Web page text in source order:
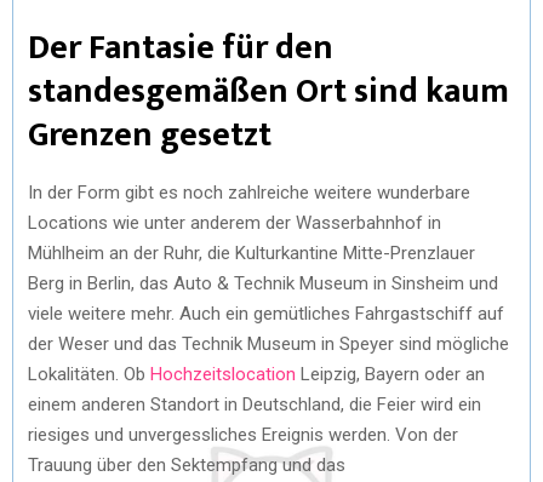
Der Fantasie für den
standesgemäßen Ort sind kaum
Grenzen gesetzt
In der Form gibt es noch zahlreiche weitere wunderbare
Locations wie unter anderem der Wasserbahnhof in
Mühlheim an der Ruhr, die Kulturkantine Mitte-Prenzlauer
Berg in Berlin, das Auto & Technik Museum in Sinsheim und
viele weitere mehr. Auch ein gemütliches Fahrgastschiff auf
der Weser und das Technik Museum in Speyer sind mögliche
Lokalitäten. Ob Hochzeitslocation Leipzig, Bayern oder an
einem anderen Standort in Deutschland, die Feier wird ein
riesiges und unvergessliches Ereignis werden. Von der
Trauung über den Sektempfang und das